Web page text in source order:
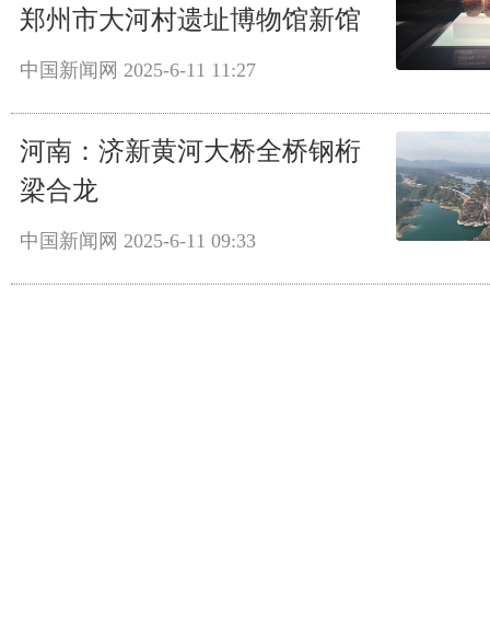
郑州市大河村遗址博物馆新馆
中国新闻网 2025-6-11 11:27
河南：济新黄河大桥全桥钢桁
梁合龙
中国新闻网 2025-6-11 09:33